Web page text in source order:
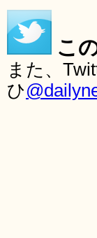
こ
また、
ひ